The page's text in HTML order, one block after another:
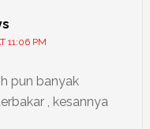
11:06 PM
pun banyak
, kesannya